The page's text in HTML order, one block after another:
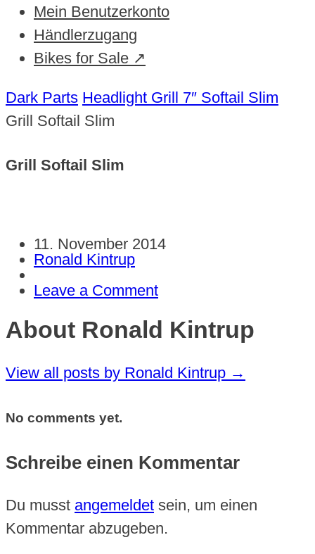
Mein Benutzerkonto
Händlerzugang
Bikes for Sale ↗
Dark Parts Headlight Grill 7″ Softail Slim
Grill Softail Slim
Grill Softail Slim
11. November 2014
Ronald Kintrup
Leave a Comment
About Ronald Kintrup
View all posts by Ronald Kintrup →
No comments yet.
Schreibe einen Kommentar
Du musst angemeldet sein, um einen
Kommentar abzugeben.